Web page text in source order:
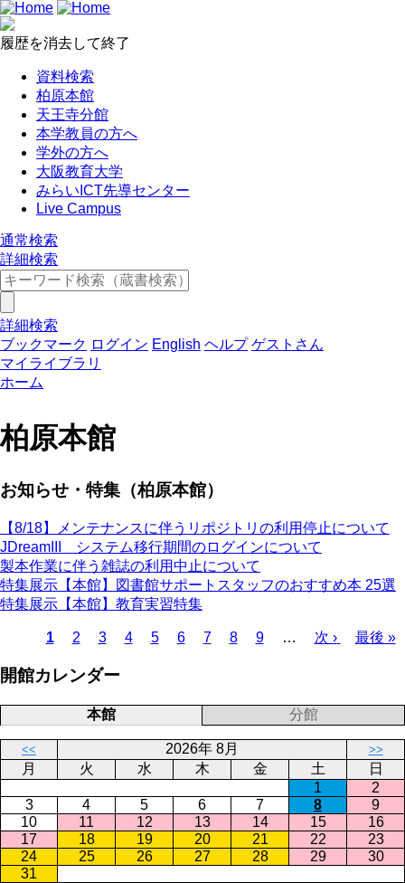
履歴を消去して終了
資料検索
柏原本館
天王寺分館
本学教員の方へ
学外の方へ
大阪教育大学
みらいICT先導センター
Live Campus
通常検索
詳細検索
詳細検索
ブックマーク ログイン English ヘルプ ゲストさん
マイライブラリ
ホーム
柏原本館
お知らせ・特集（柏原本館）
【8/18】メンテナンスに伴うリポジトリの利用停止について
JDreamIII システム移行期間のログインについて
製本作業に伴う雑誌の利用中止について
特集展示【本館】図書館サポートスタッフのおすすめ本 25選
特集展示【本館】教育実習特集
ー
カ
ン
1 Page
2 Page
3 Page
4 Page
5 Page
6 Page
7 Page
8 Page
9 …
次
次 ›
最
最後 »
開館カレンダー
本館 分館
<< 2026年 8月 >>
月 火 水 木 金 土
日
1
2
3
4 5 6 7 8
9
10
11 12 13 14 15
16
17
18 19 20 21 22
23
24
25 26 27 28 29
30
31